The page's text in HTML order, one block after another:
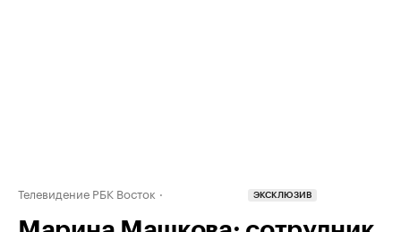
Телевидение РБК Восток ЭКСКЛЮЗИВ